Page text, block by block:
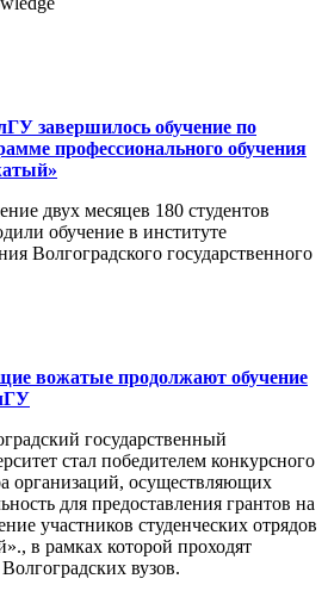
завершилось обучение по
профессионального обучения
двух месяцев 180 студентов
обучение в институте
Волгоградского государственного
вожатые продолжают обучение
государственный
стал победителем конкурсного
организаций, осуществляющих
для предоставления грантов на
участников студенческих отрядов
в рамках которой проходят
вузов.